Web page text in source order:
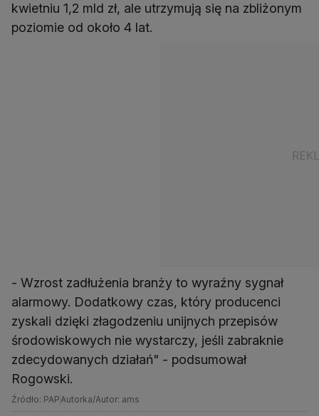
kwietniu 1,2 mld zł, ale utrzymują się na zbliżonym
poziomie od około 4 lat.
- Wzrost zadłużenia branży to wyraźny sygnał
alarmowy. Dodatkowy czas, który producenci
zyskali dzięki złagodzeniu unijnych przepisów
środowiskowych nie wystarczy, jeśli zabraknie
zdecydowanych działań" - podsumował
Rogowski.
Źródło: PAPAutorka/Autor: ams